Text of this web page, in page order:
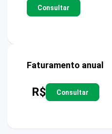
Consultar
Faturamento anual
R$ Consultar